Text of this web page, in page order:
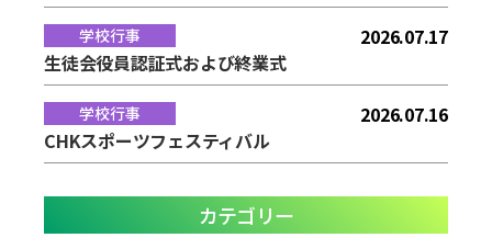
学校行事
2026.07.17
生徒会役員認証式および終業式
学校行事
2026.07.16
CHKスポーツフェスティバル
カテゴリー